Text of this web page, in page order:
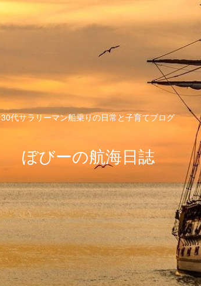
30代サラリーマン船乗りの日常と子育てブログ
ぼびーの航海日誌